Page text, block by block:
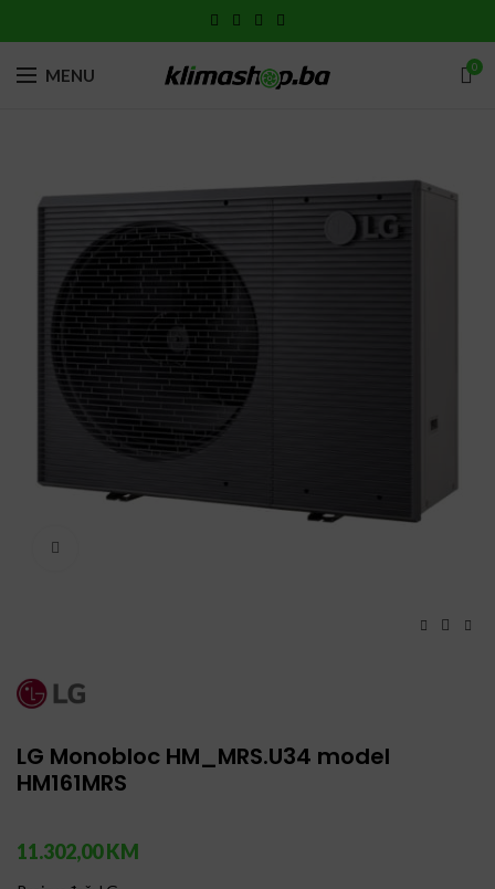
MENU 0
LG Monobloc HM_MRS.U34 model
HM161MRS
11.302,00KM